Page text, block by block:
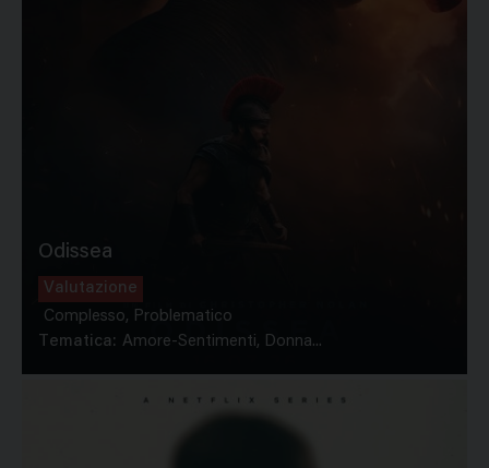
Odissea
Valutazione
Complesso, Problematico
Tematica: Amore-Sentimenti, Donna...